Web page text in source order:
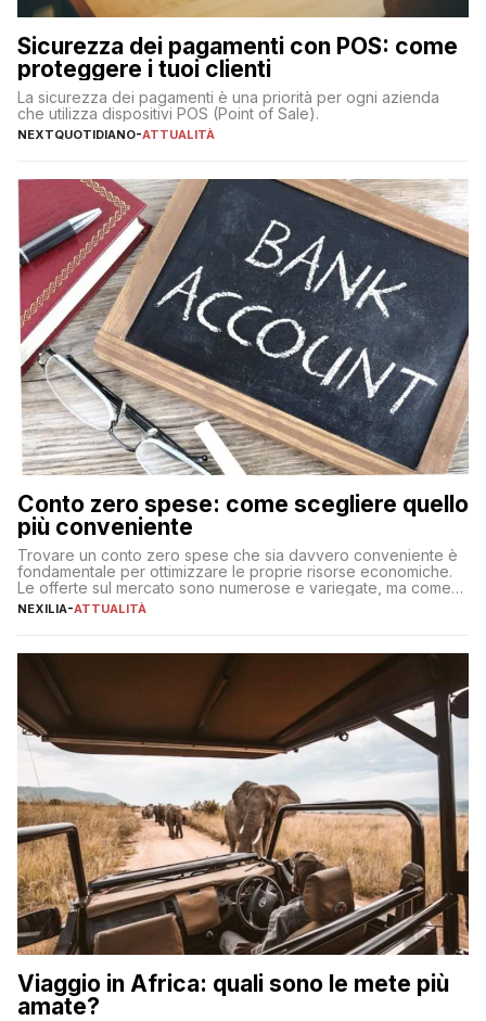
Sicurezza dei pagamenti con POS: come
proteggere i tuoi clienti
La sicurezza dei pagamenti è una priorità per ogni azienda
che utilizza dispositivi POS (Point of Sale).
NEXTQUOTIDIANO-ATTUALITÀ
Conto zero spese: come scegliere quello
più conveniente
Trovare un conto zero spese che sia davvero conveniente è
fondamentale per ottimizzare le proprie risorse economiche.
Le offerte sul mercato sono numerose e variegate, ma come
individuare quella più adatta alle proprie esigenze senza
sul […]
NEXILIA-ATTUALITÀ
Viaggio in Africa: quali sono le mete più
amate?